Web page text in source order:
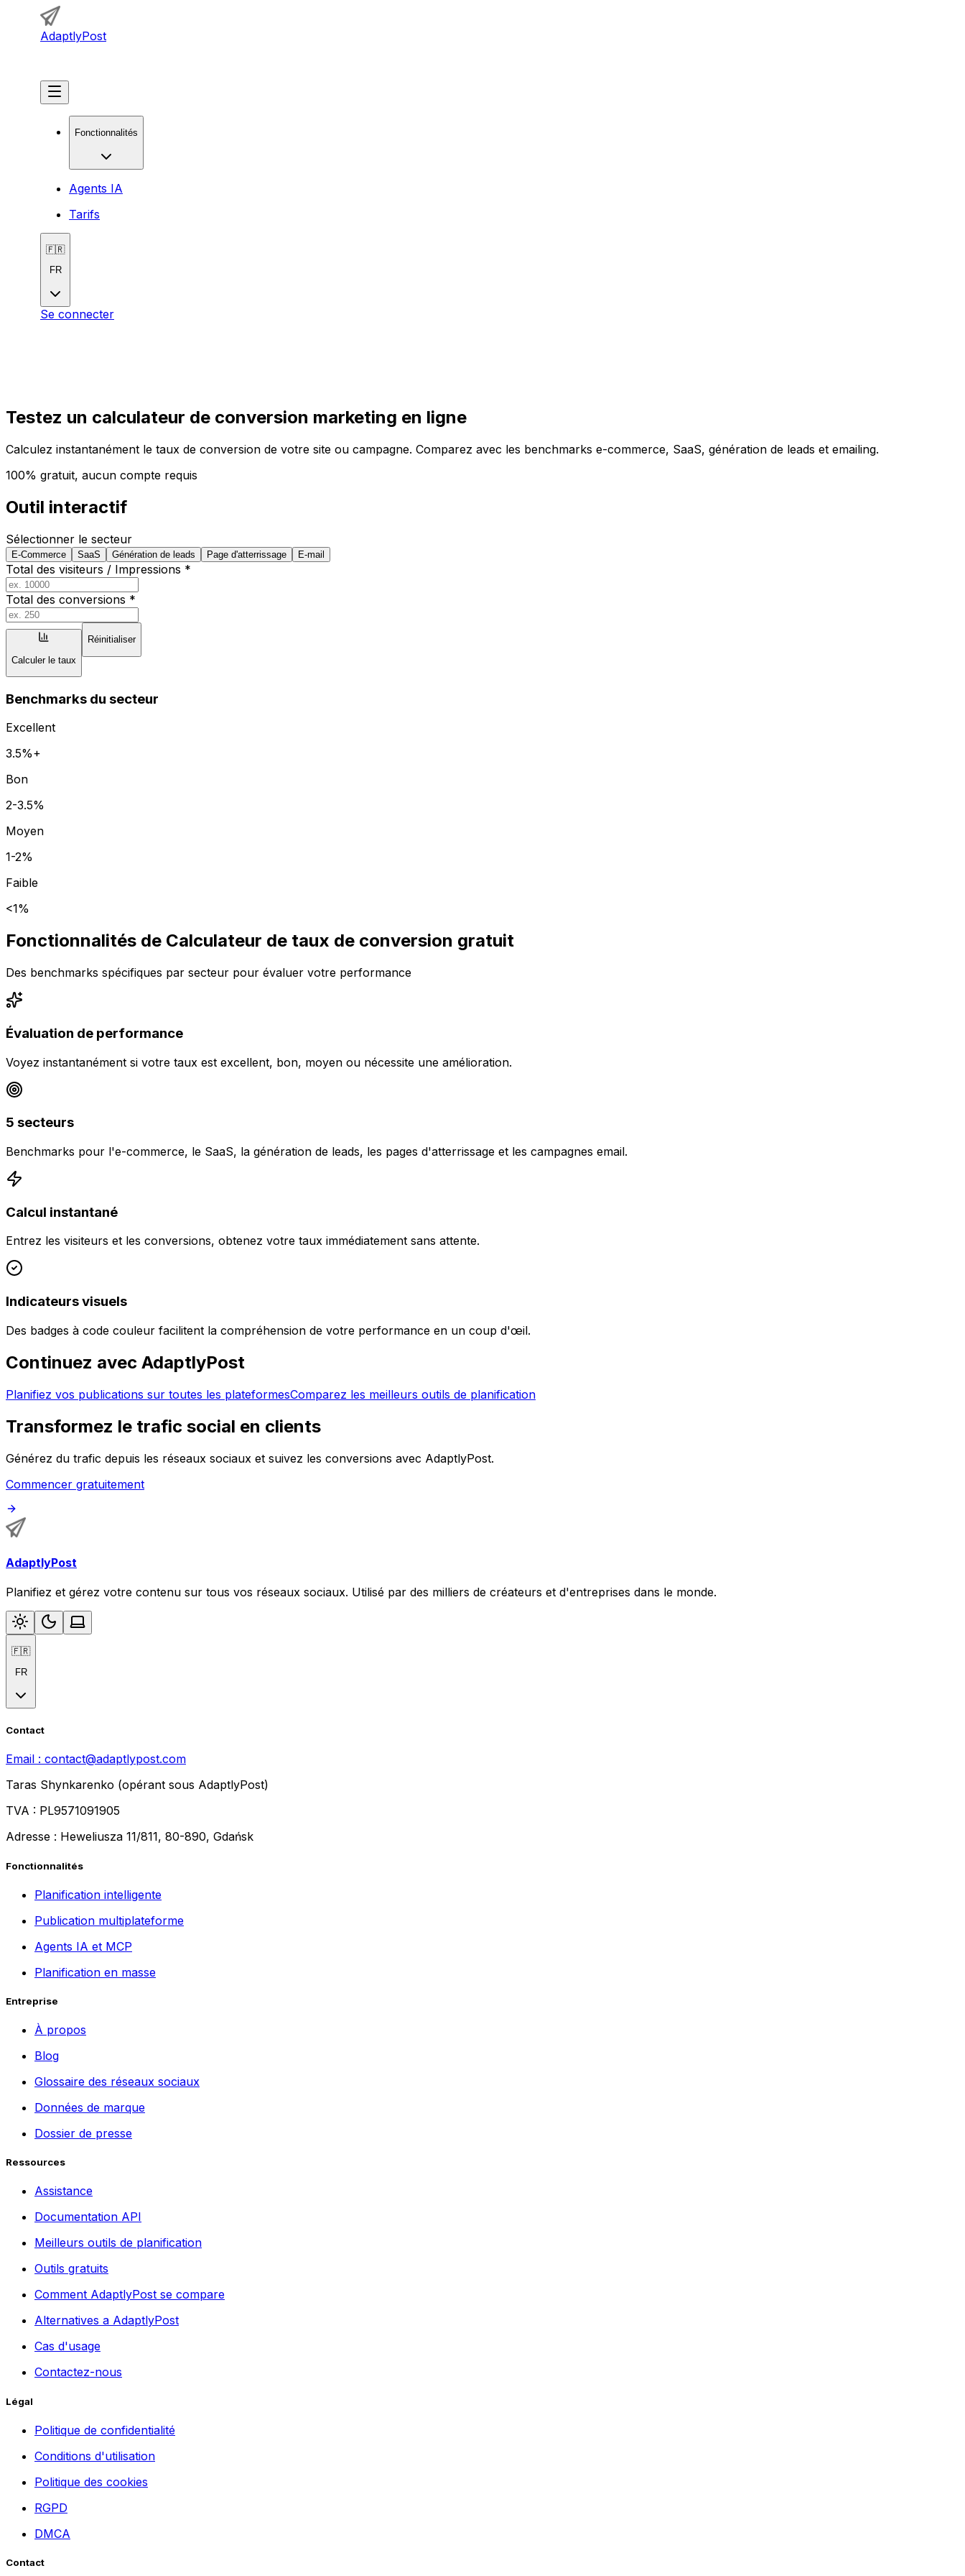
AdaptlyPost
Fonctionnalités
Agents IA
Tarifs
🇫🇷
FR
Se connecter
Testez un calculateur de conversion marketing en ligne
Calculez instantanément le taux de conversion de votre site ou campagne. Comparez avec les benchmarks e-commerce, SaaS, génération de leads et emailing.
100% gratuit, aucun compte requis
Outil interactif
Sélectionner le secteur
E-Commerce SaaS Génération de leads Page d'atterrissage E-mail
Total des visiteurs / Impressions *
Total des conversions *
Calculer le taux
Réinitialiser
Benchmarks du secteur
Excellent
3.5%+
Bon
2-3.5%
Moyen
1-2%
Faible
<1%
Fonctionnalités de Calculateur de taux de conversion gratuit
Des benchmarks spécifiques par secteur pour évaluer votre performance
Évaluation de performance
Voyez instantanément si votre taux est excellent, bon, moyen ou nécessite une amélioration.
5 secteurs
Benchmarks pour l'e-commerce, le SaaS, la génération de leads, les pages d'atterrissage et les campagnes email.
Calcul instantané
Entrez les visiteurs et les conversions, obtenez votre taux immédiatement sans attente.
Indicateurs visuels
Des badges à code couleur facilitent la compréhension de votre performance en un coup d'œil.
Continuez avec AdaptlyPost
Planifiez vos publications sur toutes les plateformesComparez les meilleurs outils de planification
Transformez le trafic social en clients
Générez du trafic depuis les réseaux sociaux et suivez les conversions avec AdaptlyPost.
Commencer gratuitement
AdaptlyPost
Planifiez et gérez votre contenu sur tous vos réseaux sociaux. Utilisé par des milliers de créateurs et d'entreprises dans le monde.
🇫🇷
FR
Contact
Email : contact@adaptlypost.com
Taras Shynkarenko (opérant sous AdaptlyPost)
TVA : PL9571091905
Adresse : Heweliusza 11/811, 80-890, Gdańsk
Fonctionnalités
Planification intelligente
Publication multiplateforme
Agents IA et MCP
Planification en masse
Entreprise
À propos
Blog
Glossaire des réseaux sociaux
Données de marque
Dossier de presse
Ressources
Assistance
Documentation API
Meilleurs outils de planification
Outils gratuits
Comment AdaptlyPost se compare
Alternatives a AdaptlyPost
Cas d'usage
Contactez-nous
Légal
Politique de confidentialité
Conditions d'utilisation
Politique des cookies
RGPD
DMCA
Contact